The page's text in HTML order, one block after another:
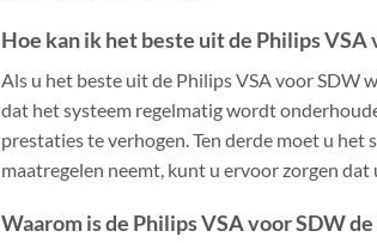
Hoe kan ik het beste uit de Philips VSA
Als u het beste uit de Philips VSA voor SDW
dat het systeem regelmatig wordt
prestaties te verhogen. Ten derde moet u
maatregelen neemt, kunt u ervoor zorgen
Waarom is de Philips VSA voor SDW